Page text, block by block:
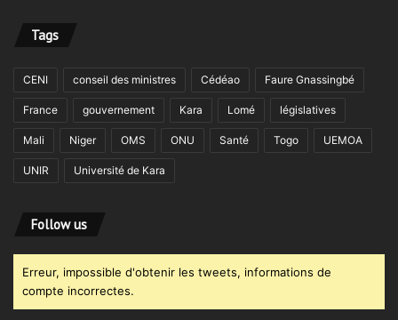
Tags
CENI conseil des ministres Cédéao Faure Gnassingbé
France gouvernement Kara Lomé législatives
Mali Niger OMS ONU Santé Togo UEMOA
UNIR Université de Kara
Follow us
Erreur, impossible d'obtenir les tweets, informations de
compte incorrectes.